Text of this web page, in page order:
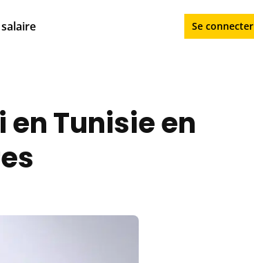
Se connecter
en Tunisie en